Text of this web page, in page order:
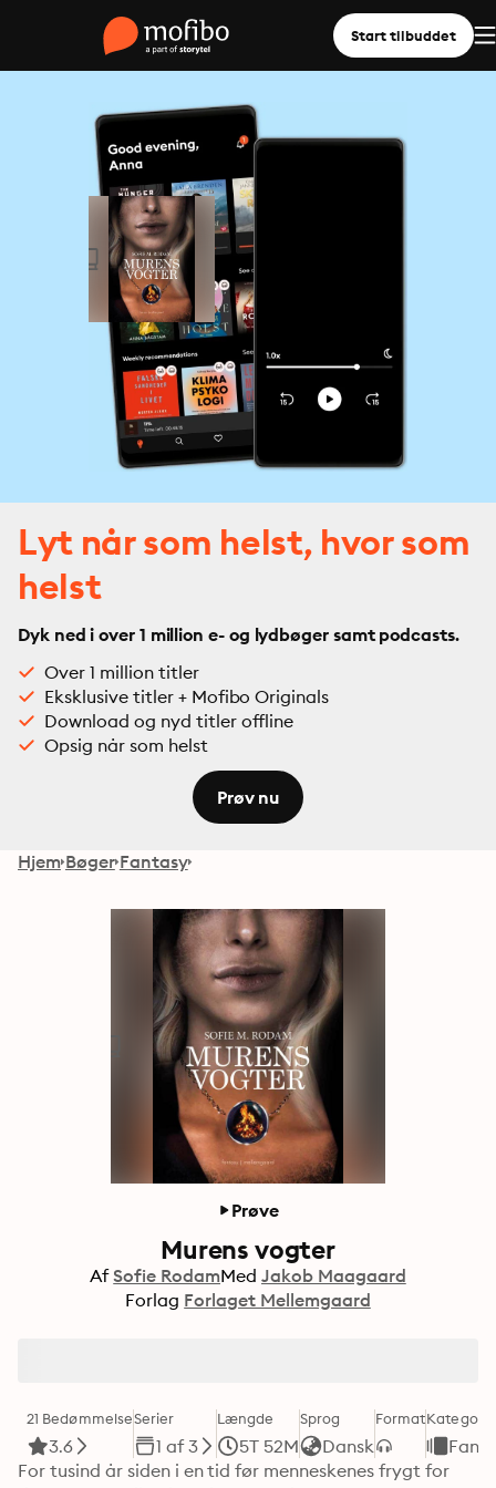
Start tilbuddet
Lyt når som helst, hvor som
helst
Dyk ned i over 1 million e- og lydbøger samt podcasts.
Over 1 million titler
Eksklusive titler + Mofibo Originals
Download og nyd titler offline
Opsig når som helst
Prøv nu
Hjem Bøger Fantasy
Prøve
Murens vogter
Af Sofie RodamMed Jakob Maagaard
Forlag Forlaget Mellemgaard
21 Bedømmelse
3.6
Serier
1 af 3
Længde
5T 52M
Sprog
Dansk
FormatKategori
For tusind år siden i en tid før menneskenes frygt for